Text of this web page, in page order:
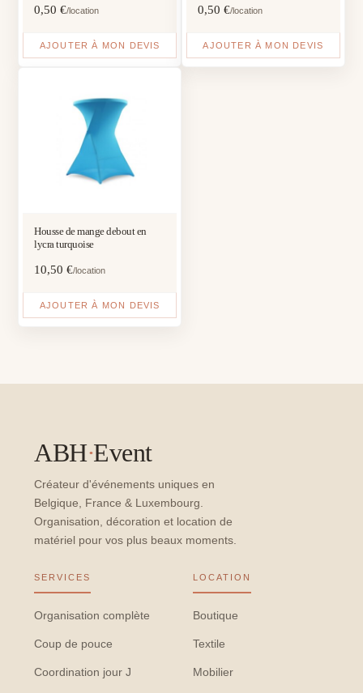
0,50€/location
AJOUTER À MON DEVIS
0,50 €/location
AJOUTER À MON DEVIS
Housse de mange debout en
lycra turquoise
10,50€/location
AJOUTER À MON DEVIS
ABH·Event
Créateur d'événements uniques en
Belgique, France & Luxembourg.
Organisation, décoration et location de
matériel pour vos plus beaux moments.
SERVICES
Organisation complète
Coup de pouce
Coordination jour J
LOCATION
Boutique
Textile
Mobilier